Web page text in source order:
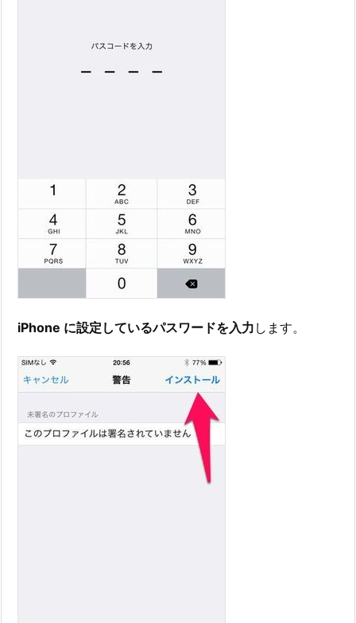
iPhone に設定しているパスワードを入力 します。